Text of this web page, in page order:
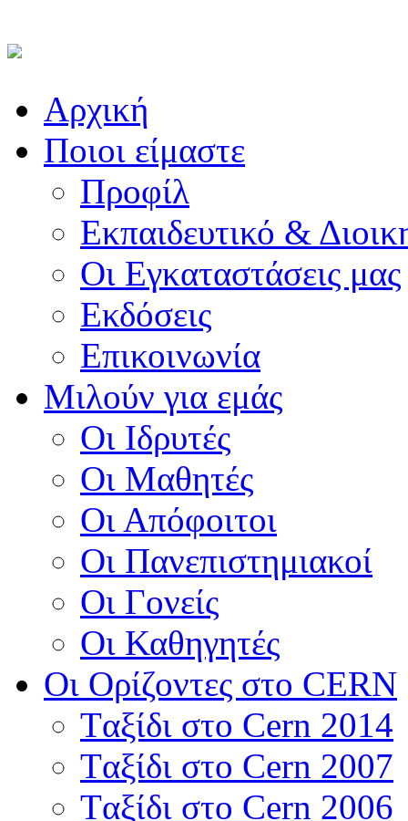
Αρχική
Ποιοι είμαστε
Προφίλ
Εκπαιδευτικό &
Οι Εγκαταστάσεις μας
Εκδόσεις
Επικοινωνία
Μιλούν για εμάς
Οι Ιδρυτές
Οι Μαθητές
Οι Απόφοιτοι
Οι Πανεπιστημιακοί
Οι Γονείς
Οι Καθηγητές
Οι Ορίζοντες στο CERN
Tαξίδι στο Cern 2014
Tαξίδι στο Cern 2007
Tαξίδι στο Cern 2006